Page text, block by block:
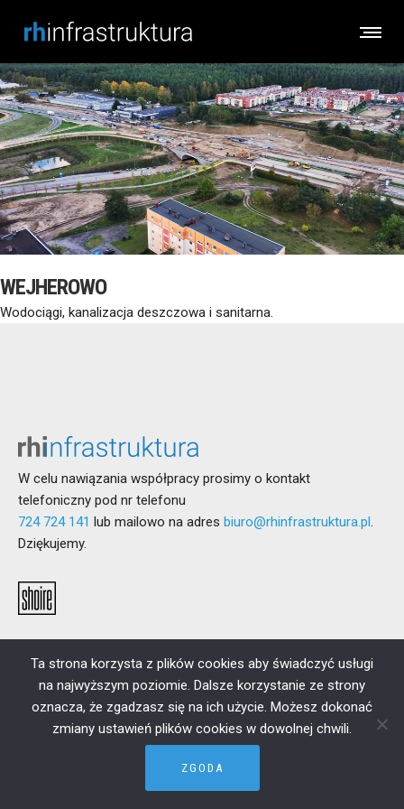
WEJHEROWO
Wodociągi, kanalizacja deszczowa i sanitarna.
W celu nawiązania współpracy prosimy o kontakt
telefoniczny pod nr telefonu
724 724 141 lub mailowo na adres biuro@rhinfrastruktura.pl.
Dziękujemy.
Ta strona korzysta z plików cookies aby świadczyć usługi
na najwyższym poziomie. Dalsze korzystanie ze strony
oznacza, że zgadzasz się na ich użycie. Możesz dokonać
zmiany ustawień plików cookies w dowolnej chwili.
ZGODA